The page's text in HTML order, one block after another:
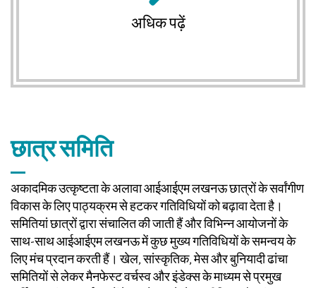
अधिक पढ़ें
छात्र समिति
अकादमिक उत्कृष्टता के अलावा आईआईएम लखनऊ छात्रों के सर्वांगीण
विकास के लिए पाठ्यक्रम से हटकर गतिविधियों को बढ़ावा देता है।
समितियां छात्रों द्वारा संचालित की जाती हैं और विभिन्न आयोजनों के
साथ-साथ आईआईएम लखनऊ में कुछ मुख्य गतिविधियों के समन्वय के
लिए मंच प्रदान करती हैं। खेल, सांस्कृतिक, मेस और बुनियादी ढांचा
समितियों से लेकर मैनफेस्ट वर्चस्व और इंडेक्स के माध्यम से प्रमुख